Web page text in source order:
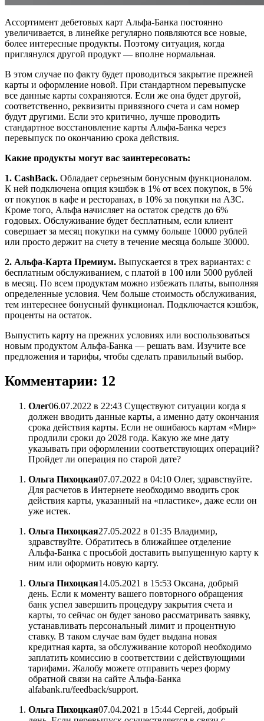
Ассортимент дебетовых карт Альфа-Банка постоянно
увеличивается, в линейке регулярно появляются все новые,
более интересные продукты. Поэтому ситуация, когда
приглянулся другой продукт — вполне нормальная.
В этом случае по факту будет проводиться закрытие прежней
карты и оформление новой. При стандартном перевыпуске
все данные карты сохраняются. Если же она будет другой,
соответственно, реквизиты привязного счета и сам номер
будут другими. Если это критично, лучше проводить
стандартное восстановление карты Альфа-Банка через
перевыпуск по окончанию срока действия.
Какие продукты могут вас заинтересовать:
1. CashBack. Обладает серьезным бонусным функционалом.
К ней подключена опция кэшбэк в 1% от всех покупок, в 5%
от покупок в кафе и ресторанах, в 10% за покупки на АЗС.
Кроме того, Альфа начисляет на остаток средств до 6%
годовых. Обслуживание будет бесплатным, если клиент
совершает за месяц покупки на сумму больше 10000 рублей
или просто держит на счету в течение месяца больше 30000.
2. Альфа-Карта Премиум. Выпускается в трех вариантах: с
бесплатным обслуживанием, с платой в 100 или 5000 рублей
в месяц. По всем продуктам можно избежать платы, выполняя
определенные условия. Чем больше стоимость обслуживания,
тем интереснее бонусный функционал. Подключается кэшбэк,
проценты на остаток.
Выпустить карту на прежних условиях или воспользоваться
новым продуктом Альфа-Банка — решать вам. Изучите все
предложения и тарифы, чтобы сделать правильный выбор.
Комментарии: 12
Олег06.07.2022 в 22:43 Существуют ситуации когда я
должен вводить данные карты, а именно дату окончания
срока действия карты. Если не ошибаюсь картам «Мир»
продлили сроки до 2028 года. Какую же мне дату
указывать при оформлении соответствующих операций?
Пройдет ли операция по старой дате?
Ольга Пихоцкая07.07.2022 в 04:10 Олег, здравствуйте.
Для расчетов в Интернете необходимо вводить срок
действия карты, указанный на «пластике», даже если он
уже истек.
Ольга Пихоцкая27.05.2022 в 01:35 Владимир,
здравствуйте. Обратитесь в ближайшее отделение
Альфа-Банка с просьбой доставить выпущенную карту к
ним или оформить новую карту.
Ольга Пихоцкая14.05.2021 в 15:53 Оксана, добрый
день. Если к моменту вашего повторного обращения
банк успел завершить процедуру закрытия счета и
карты, то сейчас он будет заново рассматривать заявку,
устанавливать персональный лимит и процентную
ставку. В таком случае вам будет выдана новая
кредитная карта, за обслуживание которой необходимо
заплатить комиссию в соответствии с действующими
тарифами. Жалобу можете отправить через форму
обратной связи на сайте Альфа-Банка
alfabank.ru/feedback/support.
Ольга Пихоцкая07.04.2021 в 15:44 Сергей, добрый